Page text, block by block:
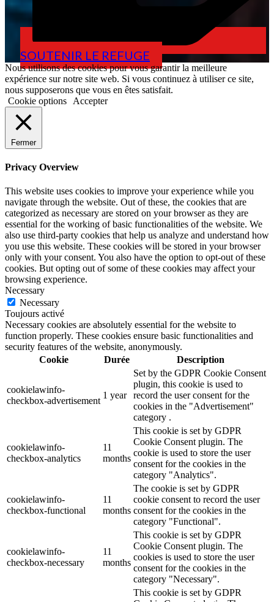
SOUTENIR LE REFUGE
Nous utilisons des cookies pour vous garantir la meilleure
expérience sur notre site web. Si vous continuez à utiliser ce site,
nous supposerons que vous en êtes satisfait.
Cookie options
Accepter
Fermer
Privacy Overview
This website uses cookies to improve your experience while you
navigate through the website. Out of these, the cookies that are
categorized as necessary are stored on your browser as they are
essential for the working of basic functionalities of the website. We
also use third-party cookies that help us analyze and understand how
you use this website. These cookies will be stored in your browser
only with your consent. You also have the option to opt-out of these
cookies. But opting out of some of these cookies may affect your
browsing experience.
Necessary
Necessary
Toujours activé
Necessary cookies are absolutely essential for the website to
function properly. These cookies ensure basic functionalities and
security features of the website, anonymously.
Cookie
Durée Description
cookielawinfo-
checkbox-advertisement
1 year
Set by the GDPR Cookie Consent
plugin, this cookie is used to
record the user consent for the
cookies in the "Advertisement"
category .
cookielawinfo-
checkbox-analytics
11
months
This cookie is set by GDPR
Cookie Consent plugin. The
cookie is used to store the user
consent for the cookies in the
category "Analytics".
cookielawinfo-
checkbox-functional
11
months
The cookie is set by GDPR
cookie consent to record the user
consent for the cookies in the
category "Functional".
cookielawinfo-
checkbox-necessary
11
months
This cookie is set by GDPR
Cookie Consent plugin. The
cookies is used to store the user
consent for the cookies in the
category "Necessary".
This cookie is set by GDPR